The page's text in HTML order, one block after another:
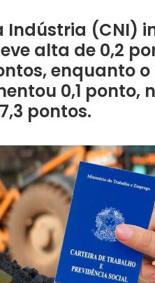
(CNI)
alta de 0,2
enquanto
0,1 ponto,
pontos.